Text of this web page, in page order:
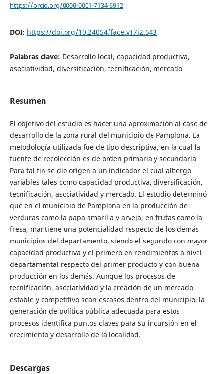
https://orcid.org/0000-0001-7134-6912
DOI: https://doi.org/10.24054/face.v17i2.543
Palabras clave: Desarrollo local, capacidad productiva,
asociatividad, diversificación, tecnificación, mercado
Resumen
El objetivo del estudio es hacer una aproximación al caso de
desarrollo de la zona rural del municipio de Pamplona. La
metodología utilizada fue de tipo descriptiva, en la cual la
fuente de recolección es de orden primaria y secundaria.
Para tal fin se dio origen a un indicador el cual albergo
variables tales como capacidad productiva, diversificación,
tecnificación, asociatividad y mercado. El estudio determinó
que en el municipio de Pamplona en la producción de
verduras como la papa amarilla y arveja, en frutas como la
fresa, mantiene una potencialidad respecto de los demás
municipios del departamento, siendo el segundo con mayor
capacidad productiva y el primero en rendimientos a nivel
departamental respecto del primer producto y con buena
producción en los demás. Aunque los procesos de
tecnificación, asociatividad y la creación de un mercado
estable y competitivo sean escasos dentro del municipio, la
generación de política pública adecuada para estos
procesos identifica puntos claves para su incursión en el
crecimiento y desarrollo de la localidad.
Descargas